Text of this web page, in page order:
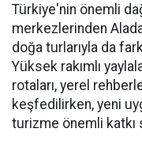
Türkiye'nin önemli
merkezlerinden
doğa turlarıyla da
Yüksek rakımlı
rotaları, yerel
keşfedilirken, yeni
turizme önemli katkı